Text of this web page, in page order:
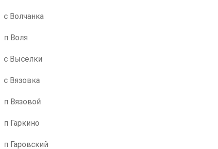
с Волчанка
п Воля
с Выселки
с Вязовка
п Вязовой
п Гаркино
п Гаровский